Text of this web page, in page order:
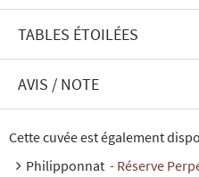
TABLES ÉTOILÉES
AVIS / NOTE
Cette cuvée est également
Philipponnat - Réserve